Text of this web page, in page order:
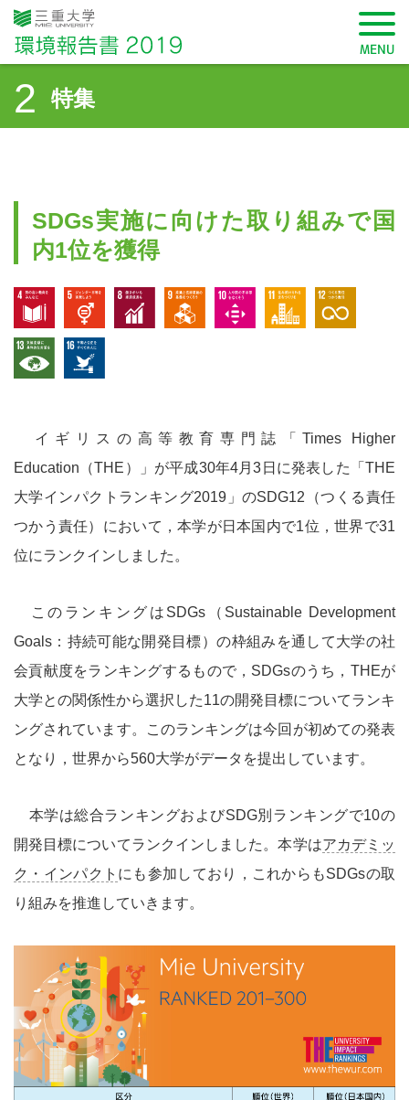
三重大学 環境報告書2019
MENU
学長メッセージ
三重大学環境方針
三重大学が目指す環境
特集
環境ISO学生委員会の活動
サステイナブル・
環境教育
環境コミュニケーション
環境関連の取り組みと評価
2 特集
SDGs実施に向けた取り組みで国
内1位を獲得
4 質の高い教育をみんなに
5 ジェンダー平等を実現しよう
8 働きがいも経済成長も
9 産業と技術革新の基盤をつ
10 人や国の不平等を
11 住み続けら
13 気候変動に具体的な対策を
イギリスの高等教育専門誌「Times Higher
Education（THE）」が平成30年4月3日に発表した「THE
大学インパクトランキング2019」のSDG12（つくる責任
つかう責任）において，本学が日本国内で1位，世界で31
位にランクインしました。
このランキングはSDGs（Sustainable Development
Goals：持続可能な開発目標）の枠組みを通して大学の社
会貢献度をランキングするもので，SDGsのうち，THEが
大学との関係性から選択した11の開発目標についてランキ
ングされています。このランキングは今回が初めての発表
となり，世界から560大学がデータを提出しています。
本学は総合ランキングおよびSDG別ランキングで10の
開発目標についてランクインしました。本学はアカデミッ
ク・インパクト にも参加しており，これからもSDGsの取
り組みを推進していきます。